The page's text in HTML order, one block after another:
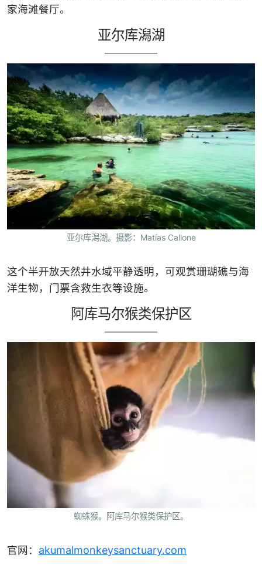
家海滩餐厅。
亚尔库潟湖
亚尔库潟湖。摄影：Matías Callone
这个半开放天然井水域平静透明，可观赏珊瑚礁与海
洋生物，门票含救生衣等设施。
阿库马尔猴类保护区
蜘蛛猴。阿库马尔猴类保护区。
官网： akumalmonkeysanctuary.com